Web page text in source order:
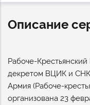
Описание
Рабоче-
декретом ВЦИК и СНК
Армия (Рабоче-
организована 23